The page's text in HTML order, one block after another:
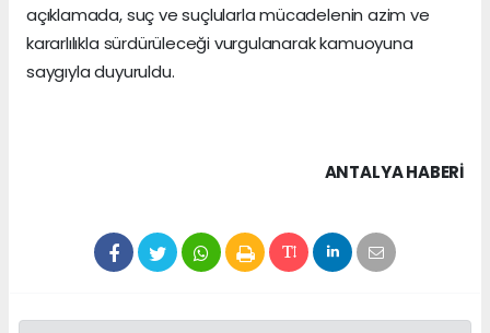
açıklamada, suç ve suçlularla mücadelenin azim ve
kararlılıkla sürdürüleceği vurgulanarak kamuoyuna
saygıyla duyuruldu.
ANTALYA HABERİ